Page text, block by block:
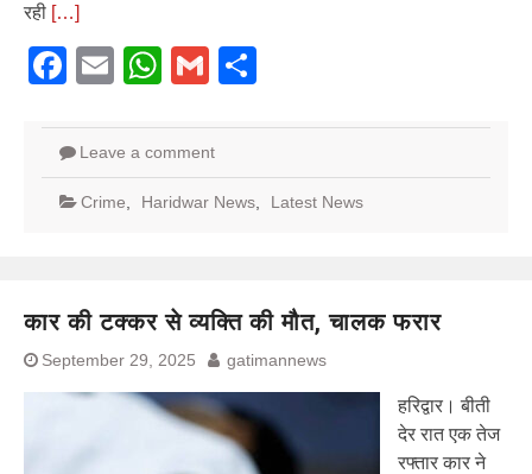
रही […]
Facebook
EmailWhatsApp
Gmail
Leave a comment
Crime Haridwar News Latest News
कार की टक्कर से व्यक्ति की मौत, चालक फरार
September 29, 2025 gatimannews
हरिद्वार। बीती
देर रात एक तेज
रफ्तार कार ने